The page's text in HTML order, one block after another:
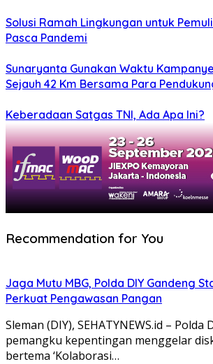
Solusi Ramah Lingkungan untuk
Pasca Pandemi
Sunaryanta Gunakan Waktu
Sejauh 42 Km Bersama Para
Keberadaan Satgas TNI, Ada Apa Ini?
Recommendation for You
Jaga Mutu MBG, Polda DIY Gandeng
Perkuat Pengawasan Pangan
Sleman (DIY), SEHATYNEWS.id – Polda
pemangku kepentingan menggelar
bertema ‘Kolaborasi…